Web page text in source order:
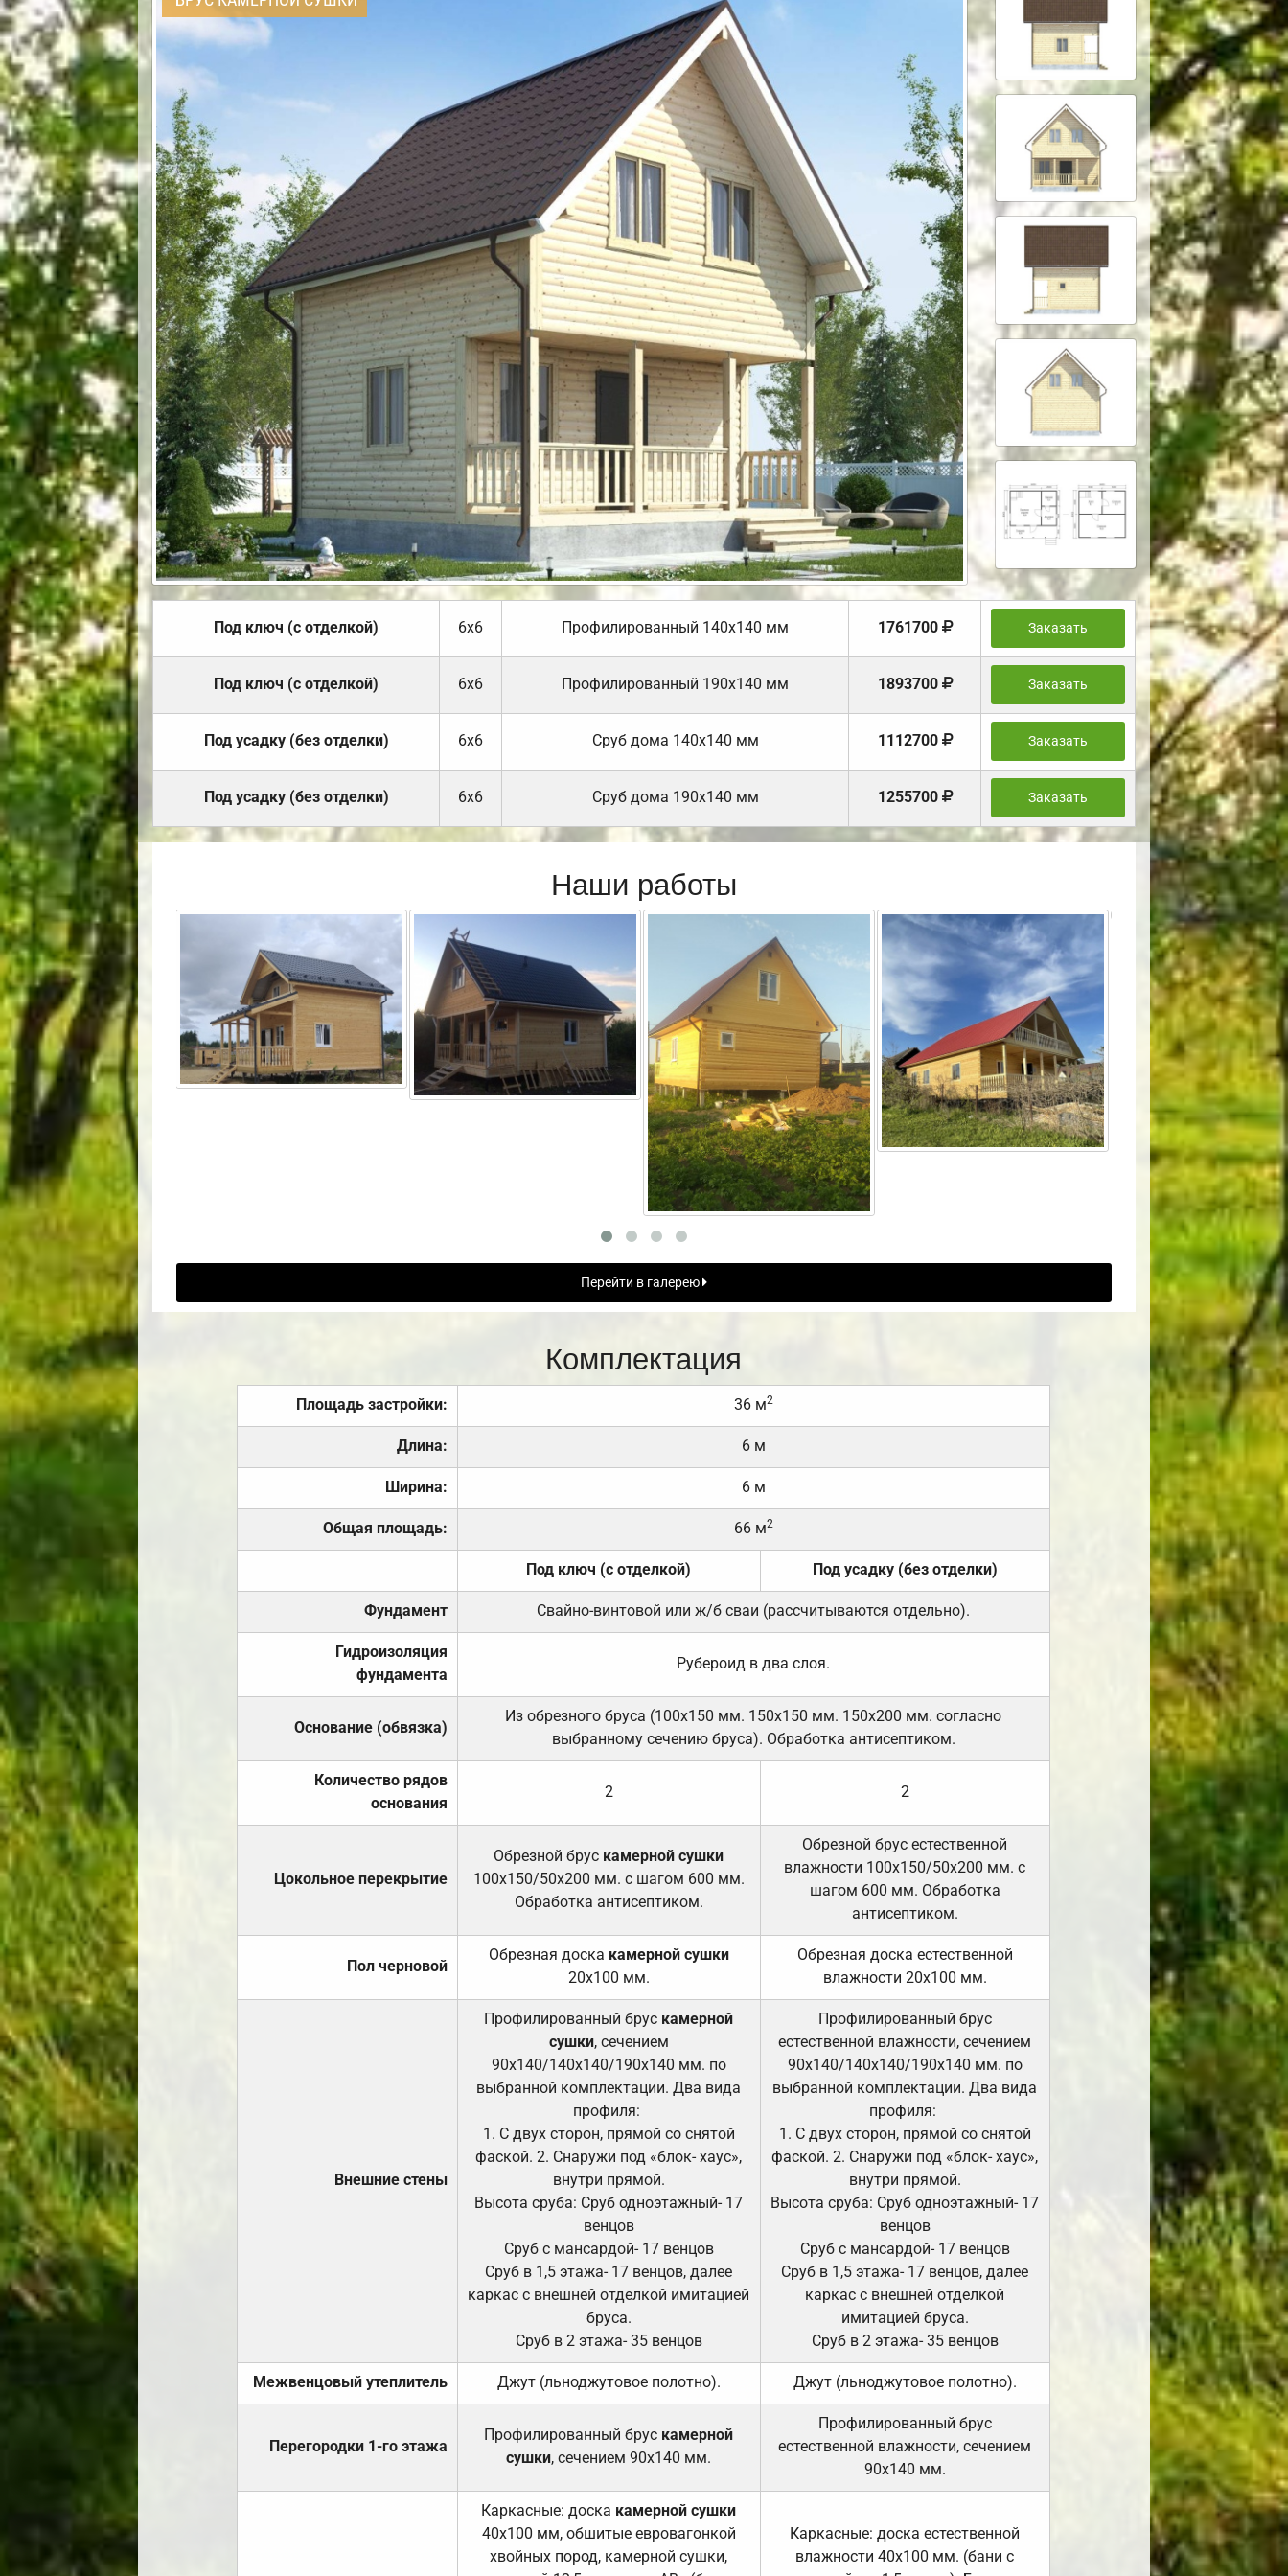
Под ключ (с отделкой) 6х6 Профилированный 140х140 мм 1761700 Заказать
Под ключ (с отделкой) 6х6 Профилированный 190х140 мм 1893700 Заказать
Под усадку (без отделки) 6х6 Cруб дома 140х140 мм 1112700 Заказать
Под усадку (без отделки) 6х6 Cруб дома 190х140 мм 1255700 Заказать
Наши работы
Перейти в галерею
Комплектация
Площадь застройки: 36 м2
Длина: 6 м
Ширина: 6 м
Общая площадь: 66 м2
Под ключ (с отделкой) Под усадку (без отделки)
Фундамент Свайно-винтовой или ж/б сваи (рассчитываются отдельно).
Гидроизоляция
фундамента
Рубероид в два слоя.
Основание (обвязка)
Из обрезного бруса (100х150 мм. 150х150 мм. 150х200 мм. согласно
выбранному сечению бруса). Обработка антисептиком.
Количество рядов
основания
2 2
Цокольное перекрытие
Обрезной брус камерной сушки
100х150/50х200 мм. с шагом 600 мм.
Обработка антисептиком.
Обрезной брус естественной
влажности 100х150/50х200 мм. с
шагом 600 мм. Обработка
антисептиком.
Пол черновой
Обрезная доска камерной сушки
20х100 мм.
Обрезная доска естественной
влажности 20х100 мм.
Внешние стены
Профилированный брус камерной
сушки, сечением
90х140/140х140/190х140 мм. по
выбранной комплектации. Два вида
профиля:
1. С двух сторон, прямой со снятой
фаской. 2. Снаружи под «блок- хаус»,
внутри прямой.
Высота сруба: Сруб одноэтажный- 17
венцов
Сруб с мансардой- 17 венцов
Сруб в 1,5 этажа- 17 венцов, далее
каркас с внешней отделкой имитацией
бруса.
Сруб в 2 этажа- 35 венцов
Профилированный брус
естественной влажности, сечением
90х140/140х140/190х140 мм. по
выбранной комплектации. Два вида
профиля:
1. С двух сторон, прямой со снятой
фаской. 2. Снаружи под «блок- хаус»,
внутри прямой.
Высота сруба: Сруб одноэтажный- 17
венцов
Сруб с мансардой- 17 венцов
Сруб в 1,5 этажа- 17 венцов, далее
каркас с внешней отделкой
имитацией бруса.
Сруб в 2 этажа- 35 венцов
Межвенцовый утеплитель Джут (льноджутовое полотно). Джут (льноджутовое полотно).
Перегородки 1-го этажа
Профилированный брус камерной
сушки, сечением 90х140 мм.
Профилированный брус
естественной влажности, сечением
90х140 мм.
Каркасные: доска камерной сушки
40х100 мм, обшитые евровагонкой
хвойных пород, камерной сушки,
Каркасные: доска естественной
влажности 40х100 мм. (бани с